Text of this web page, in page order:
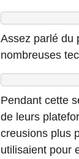
Assez parlé du
nombreuses
Pendant cette
de leurs
creusions plus
utilisaient pour